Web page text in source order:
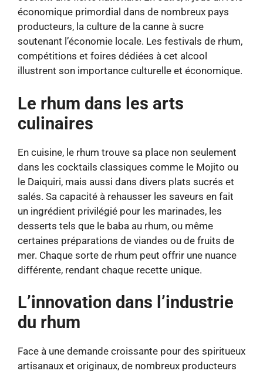
économique primordial dans de nombreux pays
producteurs, la culture de la canne à sucre
soutenant l’économie locale. Les festivals de rhum,
compétitions et foires dédiées à cet alcool
illustrent son importance culturelle et économique.
Le rhum dans les arts
culinaires
En cuisine, le rhum trouve sa place non seulement
dans les cocktails classiques comme le Mojito ou
le Daiquiri, mais aussi dans divers plats sucrés et
salés. Sa capacité à rehausser les saveurs en fait
un ingrédient privilégié pour les marinades, les
desserts tels que le baba au rhum, ou même
certaines préparations de viandes ou de fruits de
mer. Chaque sorte de rhum peut offrir une nuance
différente, rendant chaque recette unique.
L’innovation dans l’industrie
du rhum
Face à une demande croissante pour des spiritueux
artisanaux et originaux, de nombreux producteurs